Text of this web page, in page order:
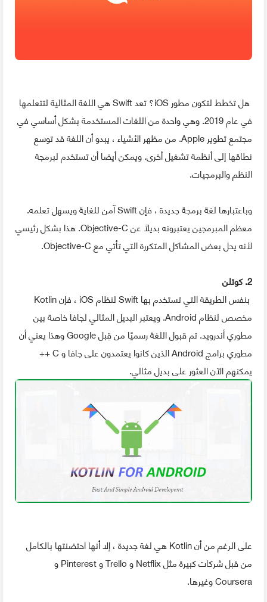
هل تخطط لتكون مطور iOS؟ تعد Swift هي اللغة المثالية لتتعلمها
في عام 2019. وهي واحدة من اللغات المستخدمة بشكل أساسي في
مجتمع تطوير Apple. من مظهر الأشياء ، يبدو أن اللغة قد توسع
نطاقها إلى أنظمة تشغيل أخرى. ويمكن أيضا أن تستخدم لبرمجة
النظم والبرمجيات.
وباعتبارها لغة برمجة جديدة ، فإن Swift آمن للغاية ويسهل تعلمه.
معظم المبرمجين يعتبرونه بديلاً عن Objective-C. هذا بشكل رئيسي
لأنه يحل بعض المشاكل المتكررة التي تأتي مع Objective-C.
2. كوتلن
بنفس الطريقة التي تستخدم بها Swift لنظام iOS ، فإن Kotlin
مخصص لنظام Android. ويعتبر البديل المثالي لجافا خاصة بين
مطوري أندرويد. تم قبول اللغة رسميًا من قِبل Google وهذا يعني أن
مطوري برامج Android الذين كانوا يعتمدون على جافا و C ++
يمكنهم الآن العثور على بديل مثالي.
على الرغم من أن Kotlin هي لغة جديدة ، إلا أنها احتضنتها بالكامل
من قبل شركات كبيرة مثل Netflix و Trello و Pinterest و
Coursera وغيرها.